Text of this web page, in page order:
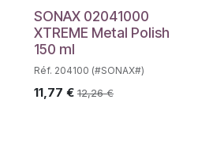
SONAX 02041000
XTREME Metal Polish
150 ml
Réf. 204100 (#SONAX#)
11,77 € 12,26€